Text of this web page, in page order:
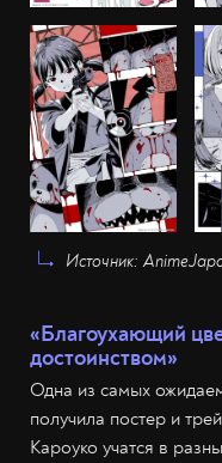
Источник:
«Благоухающий
достоинством»
Одна из самых
получила постер и
Кароуко учатся в